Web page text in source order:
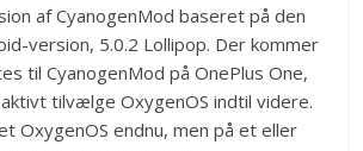
af CyanogenMod baseret på den
version, 5.0.2 Lollipop. Der kommer
til CyanogenMod på OnePlus One,
tilvælge OxygenOS indtil videre.
OxygenOS endnu, men på et eller